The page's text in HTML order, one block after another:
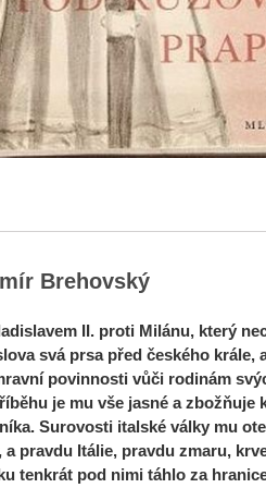
Brehovský
II. proti Milánu, který
svá prsa před českého krále,
povinnosti vůči rodinám
je mu vše jasné a zbožňuje
Surovosti italské války mu
pravdu Itálie, pravdu zmaru,
tenkrát pod nimi táhlo za